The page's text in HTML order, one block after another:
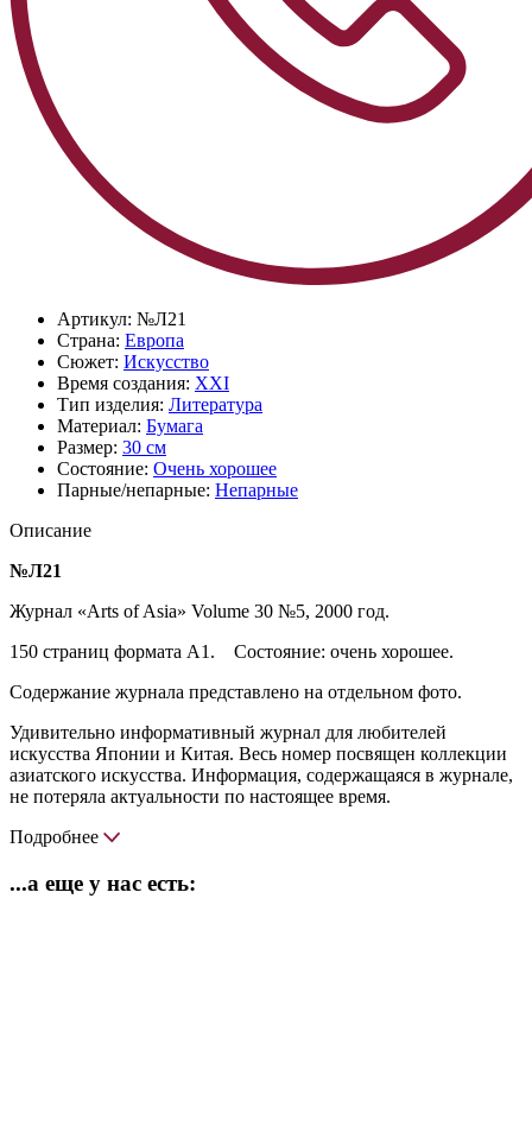
Артикул: №Л21
Страна: Европа
Сюжет: Искусство
Время создания: XXI
Тип изделия: Литература
Материал: Бумага
Размер: 30 см
Состояние: Очень хорошее
Парные/непарные: Непарные
Описание
№Л21
Журнал «Arts of Asia» Volume 30 №5, 2000 год.
150 страниц формата А1. Состояние: очень хорошее.
Содержание журнала представлено на отдельном фото.
Удивительно информативный журнал для любителей
искусства Японии и Китая. Весь номер посвящен коллекции
азиатского искусства. Информация, содержащаяся в журнале,
не потеряла актуальности по настоящее время.
Подробнее
...а еще у нас есть: